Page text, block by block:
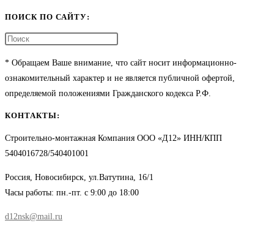
ПОИСК ПО САЙТУ:
* Обращаем Ваше внимание, что сайт носит информационно-
ознакомительный характер и не является публичной офертой,
определяемой положениями Гражданского кодекса Р.Ф.
КОНТАКТЫ:
Строительно-монтажная Компания ООО «Д12» ИНН/КПП
5404016728/540401001
Россия, Новосибирск, ул.Ватутина, 16/1
Часы работы: пн.-пт. с 9:00 до 18:00
d12nsk@mail.ru